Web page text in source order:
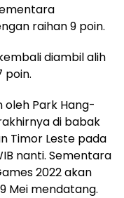
raihan 9 poin.
diambil alih
poin.
oleh Park Hang-
di babak
Timor Leste pada
nanti. Sementara
2022 akan
Mei mendatang.